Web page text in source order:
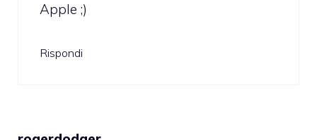
Apple ;)
Rispondi